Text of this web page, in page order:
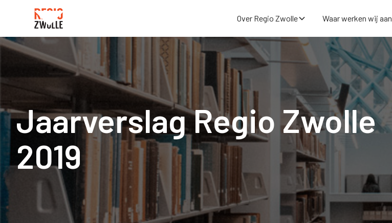
Over Regio Zwolle Waar werken wij aan
Jaarverslag Regio Zwolle
2019